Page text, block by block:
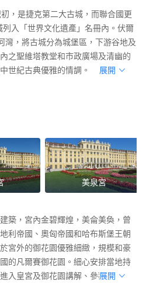
，是捷克第二大古城，而聯合國更
入「世界文化遺產」名冊內。伏爾
灣，將古城分為城堡區，下游谷地及
之聖維塔教堂和市政廣場及清幽的
世紀古典優雅的情調。
展開
美泉宮
築，宮內金碧輝煌，美侖美奐，曾
利帝國、奧匈帝國和哈布斯堡王朝
宮外的御花園優雅細緻，規模和豪
的凡爾賽御花園。細心安排當地持
入皇宮及御花園講解、參觀。
展開